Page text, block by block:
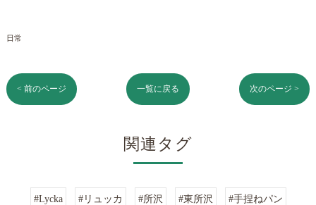
日常
< 前のページ 一覧に戻る 次のページ >
関連タグ
#Lycka #リュッカ #所沢 #東所沢 #手捏ねパン